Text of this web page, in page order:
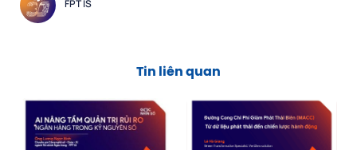
FPT IS
Tin liên quan